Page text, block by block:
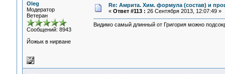
Oleg
Модератор
Ветеран
Сообщений: 8943
Йожык в нирване
Re: Амрита. Хим. формула (состав) и
« Ответ #113 : 26 Сентября 2013, 12:07:49 »
Видимо самый длинный от Григория можно